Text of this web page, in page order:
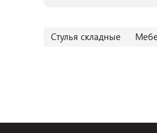
Cтулья складные